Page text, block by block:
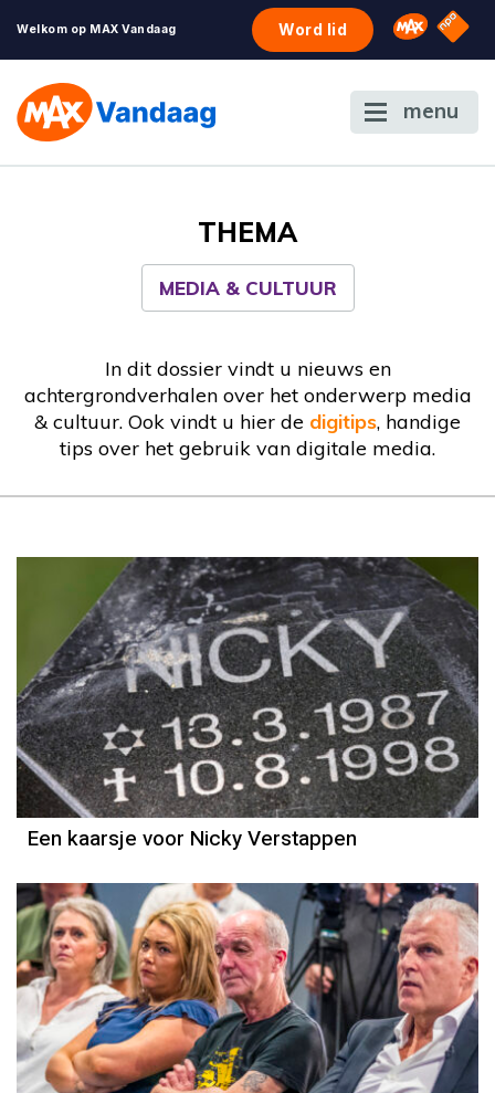
Welkom op MAX Vandaag Word lid Omroep
NPO
menu
THEMA
MEDIA & CULTUUR
In dit dossier vindt u nieuws en
achtergrondverhalen over het onderwerp media
& cultuur. Ook vindt u hier de digitips, handige
tips over het gebruik van digitale media.
Een kaarsje voor Nicky Verstappen